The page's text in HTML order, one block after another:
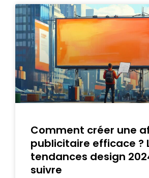
Comment créer une
publicitaire efficace ?
tendances design
suivre